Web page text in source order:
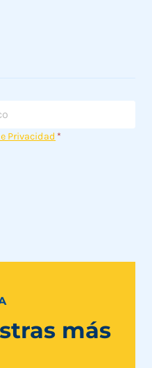
Privacidad *
más